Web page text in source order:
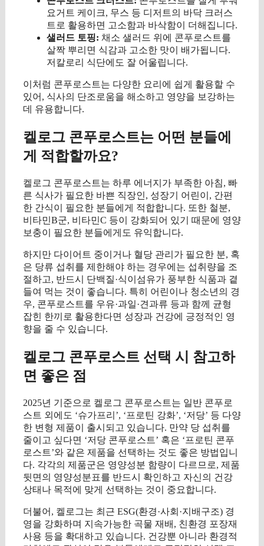
요거트 케이크, 무스 등 디저트의 바닥 크러스
트로 활용하면 고소함과 바삭함이 더해집니다.
샐러드 토핑: 채소 샐러드 위에 콘푸로스트를
살짝 뿌리면 식감과 고소한 맛이 배가됩니다.
저칼로리 식단에도 잘 어울립니다.
이처럼 콘푸로스트는 다양한 요리에 쉽게 활용할 수
있어, 식사의 단조로움을 해소하고 영양을 보강하는
데 유용합니다.
켈로그 콘푸로스트는 어떤 분들에
게 적합할까요?
켈로그 콘푸로스트는 하루 에너지가 부족한 아침, 빠
른 식사가 필요한 바쁜 직장인, 성장기 어린이, 간편
한 간식이 필요한 분들에게 적합합니다. 또한 철분,
비타민B군, 비타민C 등이 강화되어 있기 때문에 영양
보충이 필요한 분들에게도 유익합니다.
하지만 다이어트 중이거나 혈당 관리가 필요한 분, 혹
은 당류 섭취를 제한해야 하는 경우에는 섭취량을 조
절하고, 반드시 단백질·식이섬유가 풍부한 식품과 곁
들여 먹는 것이 좋습니다. 특히 어린이나 청소년의 경
우, 콘푸로스트를 우유·과일·견과류 등과 함께 균형
잡힌 한끼로 활용한다면 성장과 건강에 긍정적인 영
향을 줄 수 있습니다.
켈로그 콘푸로스트 선택 시 참고하
면 좋은 점
2025년 기준으로 켈로그 콘푸로스트는 일반 콘푸로
스트 외에도 ‘슈가프리’, ‘프로틴 강화’, ‘저당’ 등 다양
한 변형 제품이 출시되고 있습니다. 만약 당 섭취를
줄이고 싶다면 ‘저당 콘푸로스트’ 혹은 ‘프로틴 콘푸
로스트’와 같은 제품을 선택하는 것도 좋은 방법입니
다. 각각의 제품군은 영양성분 함량이 다르므로, 제품
뒷면의 영양성분표를 반드시 확인하고 자신의 건강
상태나 목적에 맞게 선택하는 것이 중요합니다.
더불어, 켈로그는 최근 ESG(환경·사회·지배구조) 경
영을 강화하며 지속가능한 곡물 재배, 친환경 포장재
사용 등을 확대하고 있습니다. 건강뿐 아니라 환경적